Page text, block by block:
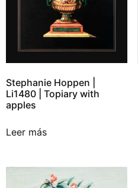
Stephanie Hoppen |
Li1480 | Topiary with
apples
Leer más